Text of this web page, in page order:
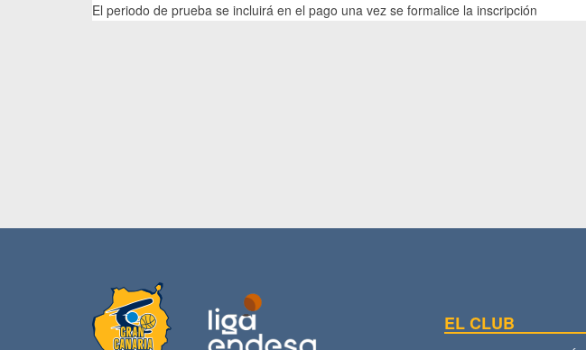
El periodo de prueba se incluirá en el pago una vez se formalice la inscripción
EL CLUB